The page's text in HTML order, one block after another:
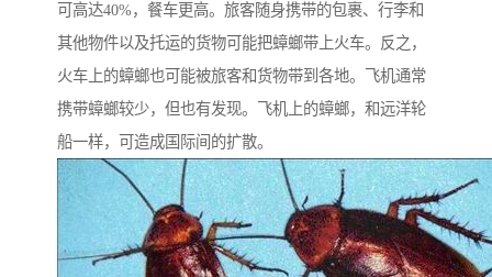
可高达40%，餐车更高。旅客随身携带的包裹、行李和
其他物件以及托运的货物可能把蟑螂带上火车。反之，
火车上的蟑螂也可能被旅客和货物带到各地。飞机通常
携带蟑螂较少，但也有发现。飞机上的蟑螂，和远洋轮
船一样，可造成国际间的扩散。